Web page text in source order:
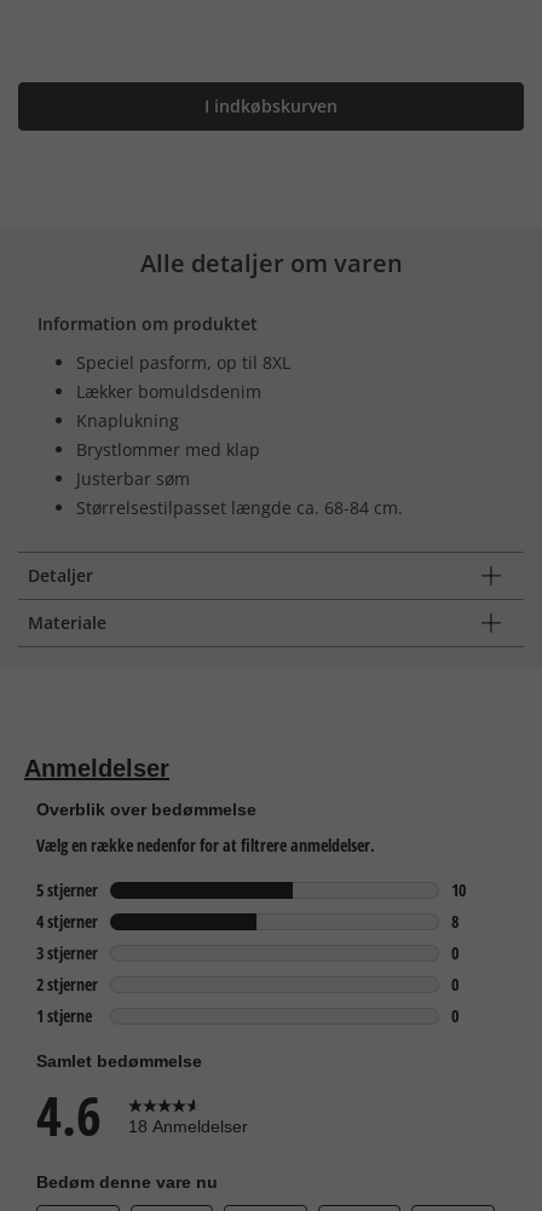
I indkøbskurven
Alle detaljer om varen
Information om produktet
Speciel pasform, op til 8XL
Lækker bomuldsdenim
Knaplukning
Brystlommer med klap
Justerbar søm
Størrelsestilpasset længde ca. 68-84 cm.
Detaljer
Materiale